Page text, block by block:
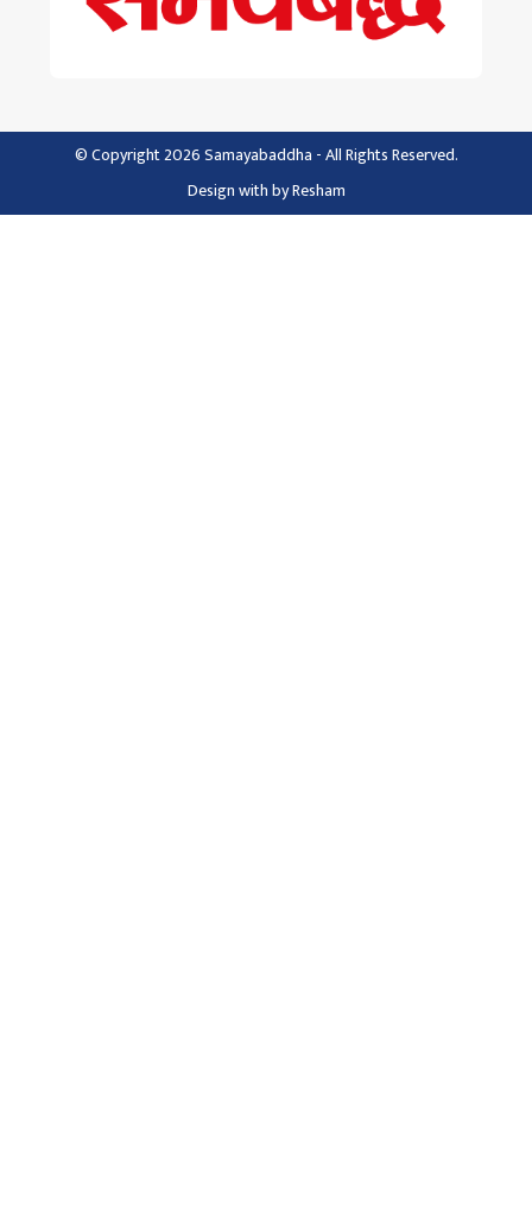
© Copyright 2026 Samayabaddha - All Rights Reserved.
Design withbyResham